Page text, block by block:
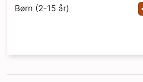
Børn (2-15 år)